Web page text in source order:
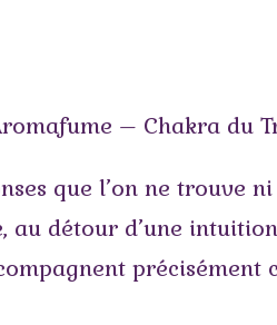
– Chakra
que l’on ne trouve
au détour d’une
précisément